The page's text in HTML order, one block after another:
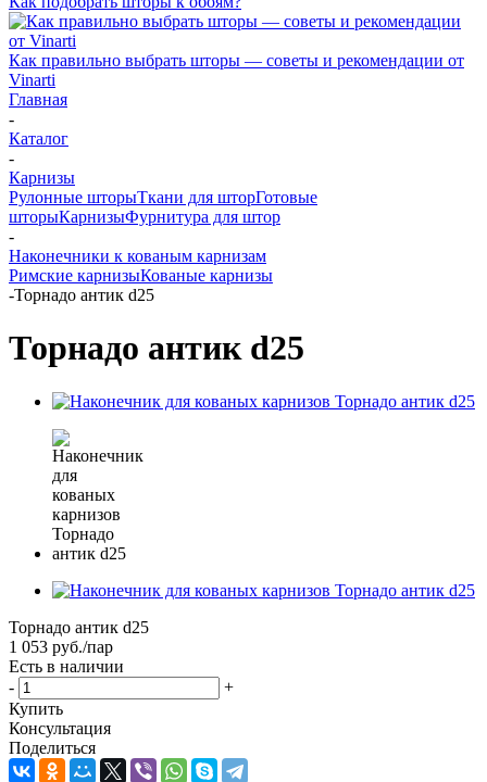
Как правильно выбрать шторы — советы и рекомендации от
Vinarti
Главная
-
Каталог
-
Карнизы
Рулонные шторыТкани для шторГотовые
шторыКарнизыФурнитура для штор
-
Наконечники к кованым карнизам
Римские карнизыКованые карнизы
-Торнадо антик d25
Торнадо антик d25
Торнадо антик d25
1 053 руб./пар
Есть в наличии
-
+
Купить
Консультация
Поделиться